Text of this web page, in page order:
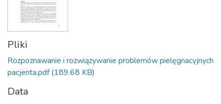
Pliki
Rozpoznawanie i rozwiązywanie problemów pielęgnacyjnych
pacjenta.pdf (189.68 KB)
Data